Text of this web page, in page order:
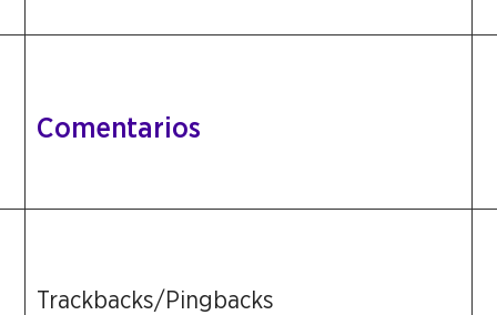
Comentarios
Trackbacks/Pingbacks